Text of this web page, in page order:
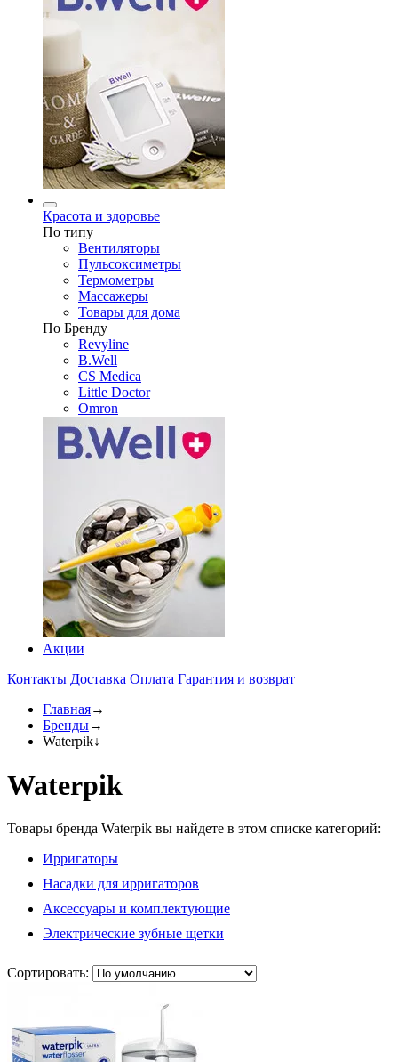
Красота и здоровье
По типу
Вентиляторы
Пульсоксиметры
Термометры
Массажеры
Товары для дома
По Бренду
Revyline
B.Well
CS Medica
Little Doctor
Omron
Акции
Контакты Доставка Оплата Гарантия и возврат
Главная→
Бренды→
Waterpik↓
Waterpik
Товары бренда Waterpik вы найдете в этом списке категорий:
Ирригаторы
Насадки для ирригаторов
Аксессуары и комплектующие
Электрические зубные щетки
Сортировать: